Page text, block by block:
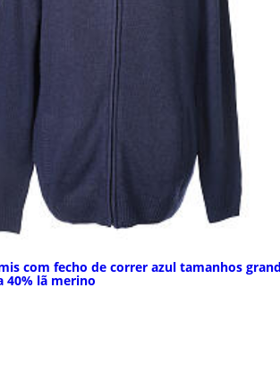
com fecho de correr azul tamanhos
40% lã merino